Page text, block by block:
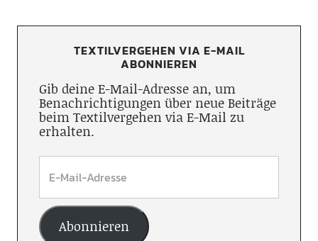
TEXTILVERGEHEN VIA E-MAIL
ABONNIEREN
Gib deine E-Mail-Adresse an, um
Benachrichtigungen über neue Beiträge
beim Textilvergehen via E-Mail zu
erhalten.
Abonnieren